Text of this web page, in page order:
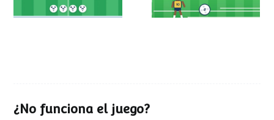
¿No funciona el juego?